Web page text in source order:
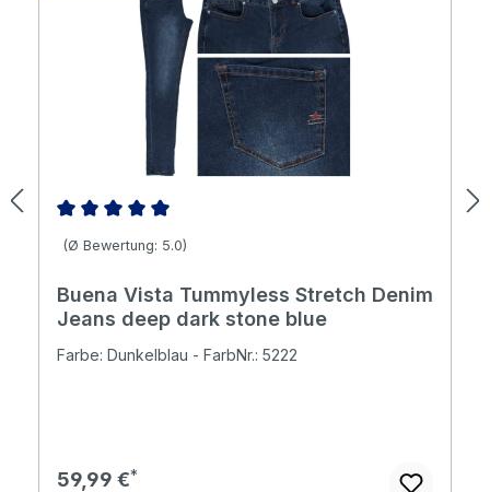
Durchschnittliche Bewertung von 5 von 5 Sternen
(Ø Bewertung: 5.0)
Buena Vista Tummyless Stretch Denim
Jeans deep dark stone blue
Farbe: Dunkelblau - FarbNr.: 5222
Regulärer Preis:
59,99 €